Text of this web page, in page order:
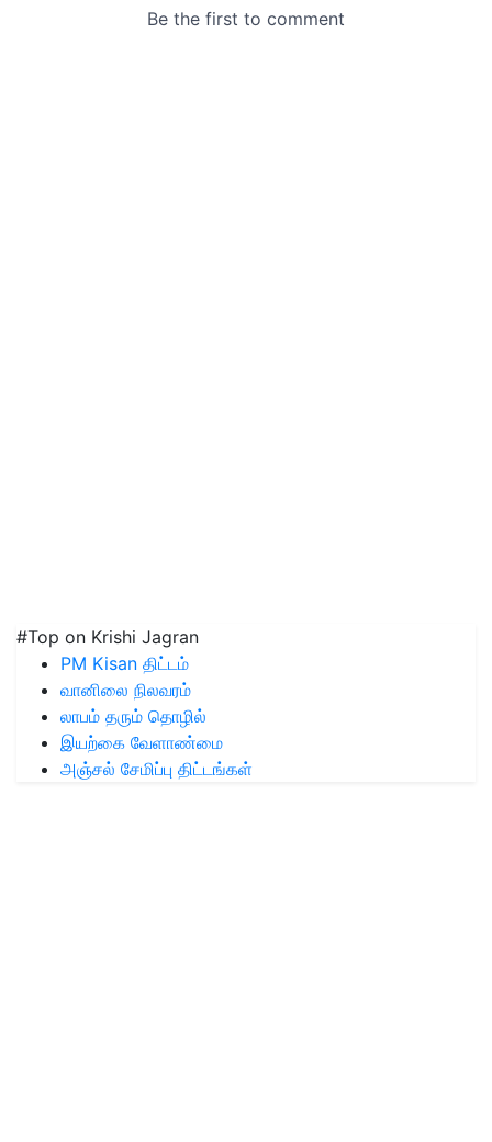
#Top on Krishi Jagran
PM Kisan திட்டம்
வானிலை நிலவரம்
லாபம் தரும் தொழில்
இயற்கை வேளாண்மை
அஞ்சல் சேமிப்பு திட்டங்கள்